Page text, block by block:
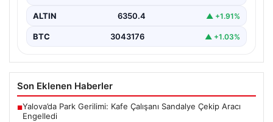
ALTIN 6350.4 ▲ +1.91%
BTC 3043176 ▲ +1.03%
Son Eklenen Haberler
■Yalova’da Park Gerilimi: Kafe Çalışanı Sandalye Çekip Aracı
Engelledi